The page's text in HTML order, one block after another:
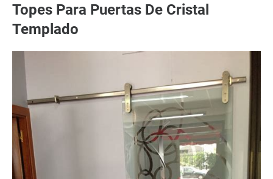
Topes Para Puertas De Cristal
Templado